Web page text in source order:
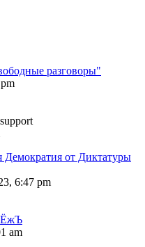
разговоры"
support
Демократия от Диктатуры
6:47 pm
ЁжЪ
am